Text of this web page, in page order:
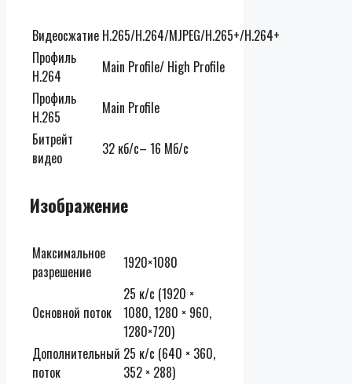
Видеосжатие H.265/H.264/MJPEG/H.265+/H.264+
Профиль
H.264
Main Profile/ High Profile
Профиль
H.265
Main Profile
Битрейт
видео
32 кб/с– 16 Мб/с
Изображение
Максимальное
разрешение
1920×1080
Основной поток
25 к/с (1920 ×
1080, 1280 × 960,
1280×720)
Дополнительный
поток
25 к/с (640 × 360,
352 × 288)